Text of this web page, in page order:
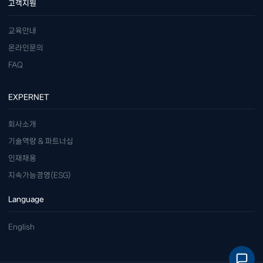
고객지원
교육안내
온라인문의
FAQ
EXPERNET
회사소개
기술역량 & 파트너십
인재채용
지속가능경영(ESG)
Language
English